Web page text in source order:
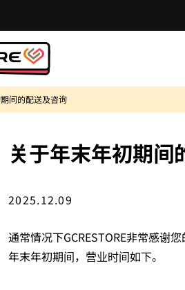
间的配送及咨询
关于年末年初期间
2025.12.09
通常情况下GCRESTORE非常感谢您
年末年初期间，营业时间如下。